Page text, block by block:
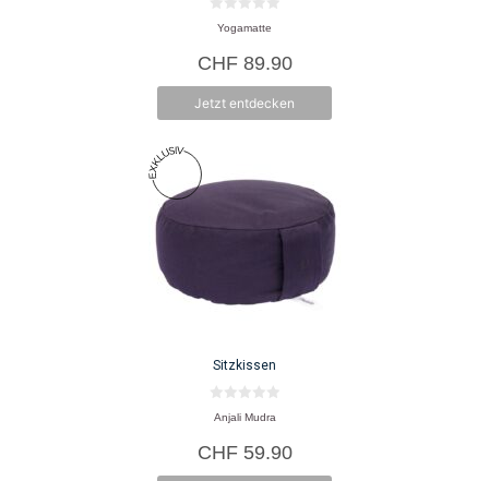
n
5
Yogamatte
CHF89.90
Jetzt entdecken
Sitzkissen
v
n
5
Anjali Mudra
CHF59.90